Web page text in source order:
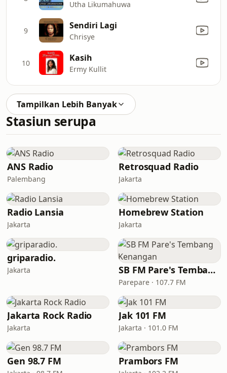
Utha Likumahuwa
9 Sendiri Lagi
Chrisye
10 Kasih
Ermy Kullit
Tampilkan Lebih Banyak
Stasiun serupa
ANS Radio
Palembang
Retrosquad Radio
Jakarta
Radio Lansia
Jakarta
Homebrew Station
Jakarta
griparadio.
Jakarta SB FM Pare's Tembang Kenangan
Parepare · 107.7 FM
Jakarta Rock Radio
Jakarta
Jak 101 FM
Jakarta · 101.0 FM
Gen 98.7 FM Prambors FM